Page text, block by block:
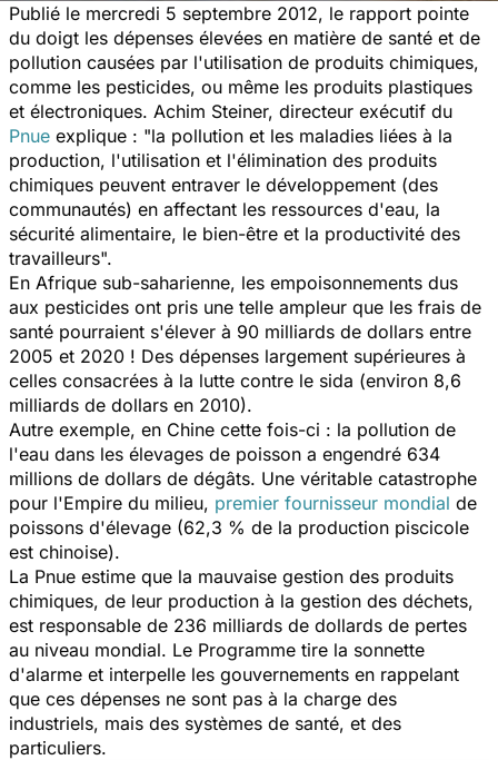
Publié le mercredi 5 septembre 2012, le rapport pointe
du doigt les dépenses élevées en matière de santé et de
pollution causées par l'utilisation de produits chimiques,
comme les pesticides, ou même les produits plastiques
et électroniques. Achim Steiner, directeur exécutif du
Pnue explique : "la pollution et les maladies liées à la
production, l'utilisation et l'élimination des produits
chimiques peuvent entraver le développement (des
communautés) en affectant les ressources d'eau, la
sécurité alimentaire, le bien-être et la productivité des
travailleurs".
En Afrique sub-saharienne, les empoisonnements dus
aux pesticides ont pris une telle ampleur que les frais de
santé pourraient s'élever à 90 milliards de dollars entre
2005 et 2020 ! Des dépenses largement supérieures à
celles consacrées à la lutte contre le sida (environ 8,6
milliards de dollars en 2010).
Autre exemple, en Chine cette fois-ci : la pollution de
l'eau dans les élevages de poisson a engendré 634
millions de dollars de dégâts. Une véritable catastrophe
pour l'Empire du milieu, premier fournisseur mondial de
poissons d'élevage (62,3 % de la production piscicole
est chinoise).
La Pnue estime que la mauvaise gestion des produits
chimiques, de leur production à la gestion des déchets,
est responsable de 236 milliards de dollards de pertes
au niveau mondial. Le Programme tire la sonnette
d'alarme et interpelle les gouvernements en rappelant
que ces dépenses ne sont pas à la charge des
industriels, mais des systèmes de santé, et des
particuliers.